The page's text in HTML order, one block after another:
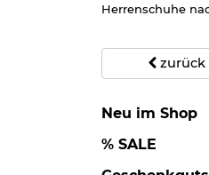
Herrenschuhe
zurück
Neu im Shop
% SALE